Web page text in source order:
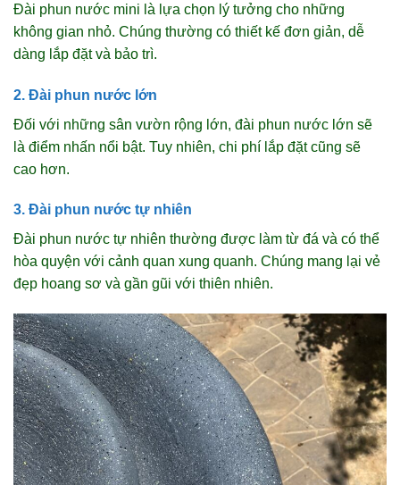
Đài phun nước mini là lựa chọn lý tưởng cho những
không gian nhỏ. Chúng thường có thiết kế đơn giản, dễ
dàng lắp đặt và bảo trì.
2. Đài phun nước lớn
Đối với những sân vườn rộng lớn, đài phun nước lớn sẽ
là điểm nhấn nổi bật. Tuy nhiên, chi phí lắp đặt cũng sẽ
cao hơn.
3. Đài phun nước tự nhiên
Đài phun nước tự nhiên thường được làm từ đá và có thể
hòa quyện với cảnh quan xung quanh. Chúng mang lại vẻ
đẹp hoang sơ và gần gũi với thiên nhiên.